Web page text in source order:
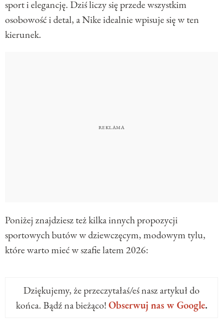
sport i elegancję. Dziś liczy się przede wszystkim
osobowość i detal, a Nike idealnie wpisuje się w ten
kierunek.
Poniżej znajdziesz też kilka innych propozycji
sportowych butów w dziewczęcym, modowym tylu,
które warto mieć w szafie latem 2026:
Dziękujemy, że przeczytałaś/eś nasz artykuł do
końca. Bądź na bieżąco!Obserwuj nas w Google.